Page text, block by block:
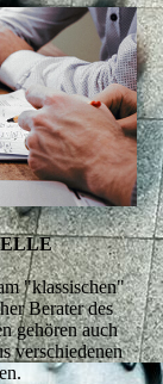
"klassischen"
Berater des
gehören auch
verschiedenen